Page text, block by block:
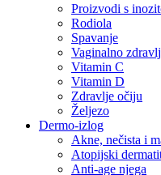
Proizvodi s
Rodiola
Spavanje
Vaginalno
Vitamin C
Vitamin D
Zdravlje očiju
Željezo
Dermo-izlog
Akne, nečista i
Atopijski
Anti-age njega